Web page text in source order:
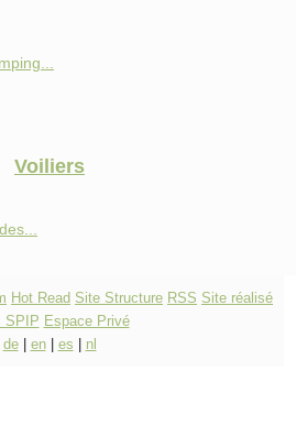
Voiliers
Hot Read Site Structure RSS Site réalisé
SPIP Espace Privé
de| en| es nl